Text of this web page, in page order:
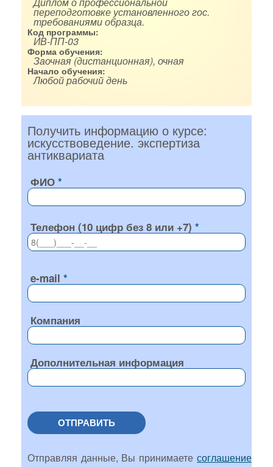
переподготовке установленного гос.
требованиями образца.
Код программы:
ИВ-ПП-03
Форма обучения:
Заочная (дистанционная), очная
Начало обучения:
Любой рабочий день
Получить информацию о курсе:
искусствоведение. экспертиза
антиквариата
ФИО
Телефон (10 цифр без 8 или +7)
e-mail
Компания
Дополнительная информация
ОТПРАВИТЬ
Отправляя данные, Вы принимаете соглашение